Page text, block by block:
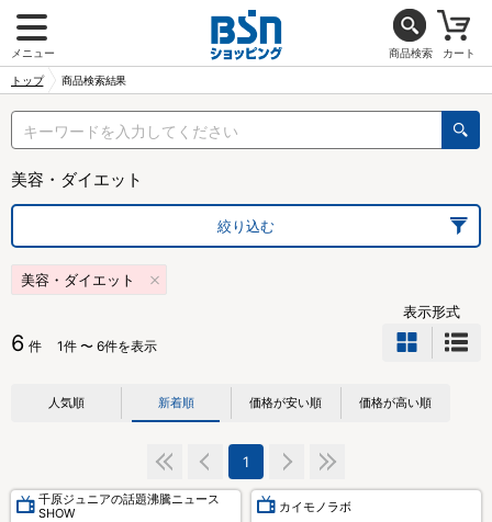
メニュー 商品検索 カート
トップ 商品検索結果
美容・ダイエット
絞り込む
美容・ダイエット
6 件 1件 〜 6件を表示
表示形式
人気順 新着順 価格が安い順 価格が高い順
1
千原ジュニアの話題沸騰ニュース
SHOW
カイモノラボ